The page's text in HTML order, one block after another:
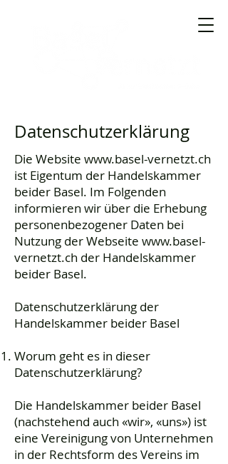
Datenschutzerklärung
Die Website www.basel-vernetzt.ch
ist Eigentum der Handelskammer
beider Basel. Im Folgenden
informieren wir über die Erhebung
personenbezogener Daten bei
Nutzung der Webseite www.basel-
vernetzt.ch der Handelskammer
beider Basel.
Datenschutzerklärung der
Handelskammer beider Basel
Worum geht es in dieser
Datenschutzerklärung?
Die Handelskammer beider Basel
(nachstehend auch «wir», «uns») ist
eine Vereinigung von Unternehmen
in der Rechtsform des Vereins im